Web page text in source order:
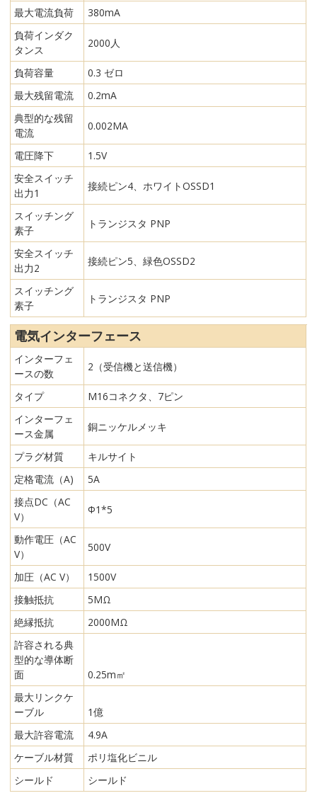
最大電流負荷
380mA
負荷インダク
タンス
2000人
負荷容量
0.3 ゼロ
最大残留電流
0.2mA
典型的な残留
電流
0.002MA
電圧降下
1.5V
安全スイッチ
出力1
接続ピン4、ホワイトOSSD1
スイッチング
素子
トランジスタ PNP
安全スイッチ
出力2
接続ピン5、緑色OSSD2
スイッチング
素子
トランジスタ PNP
電気インターフェース
インターフェ
ースの数
2（受信機と送信機）
タイプ
M16コネクタ、7ピン
インターフェ
ース金属
銅ニッケルメッキ
プラグ材質
キルサイト
定格電流（A)
5A
接点DC（AC
V）
Φ1*5
動作電圧（AC
V）
500V
加圧（AC V）
1500V
接触抵抗
5MΩ
絶縁抵抗
2000MΩ
許容される典
型的な導体断
面
0.25m㎡
最大リンクケ
ーブル
1億
最大許容電流
4.9A
ケーブル材質
ポリ塩化ビニル
シールド
シールド